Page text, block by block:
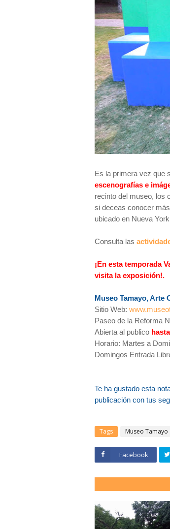
Es la primera vez que
escenografías e
recinto del museo, los
si deceas conocer
ubicado en Nueva
Consulta las
¡En esta temporada
visita la exposición!.
Museo Tamayo, Arte
Sitio Web:
Paseo de la Reforma
Abierta al publico
Horario: Martes a
Domingos Entrada
Te ha gustado esta
publicación con tus
Tags Museo Tamayo
Facebook